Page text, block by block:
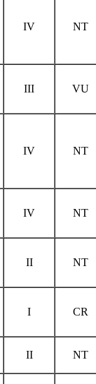
IV NT
III VU
IV NT
IV NT
II NT
I СR
II NT